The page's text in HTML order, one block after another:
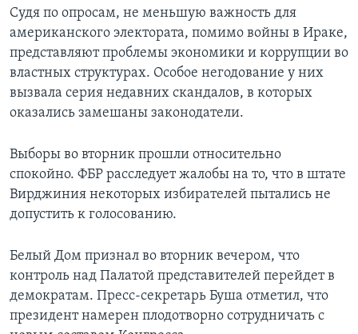
Судя по опросам, не меньшую важность для
американского электората, помимо войны в Ираке,
представляют проблемы экономики и коррупции во
властных структурах. Особое негодование у них
вызвала серия недавних скандалов, в которых
оказались замешаны законодатели.
Выборы во вторник прошли относительно
спокойно. ФБР расследует жалобы на то, что в штате
Вирджиния некоторых избирателей пытались не
допустить к голосованию.
Белый Дом признал во вторник вечером, что
контроль над Палатой представителей перейдет в
демократам. Пресс-секретарь Буша отметил, что
президент намерен плодотворно сотрудничать с